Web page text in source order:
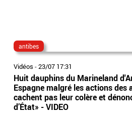
antibes
Vidéos -23/07 17:31
Huit dauphins du Marineland
Espagne malgré les actions des
cachent pas leur colère et
d’État» - VIDEO